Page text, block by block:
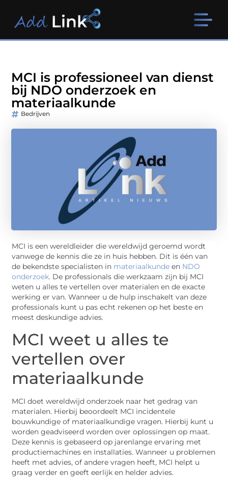
MCI is professioneel van dienst
bij NDO onderzoek en
materiaalkunde
Bedrijven
MCI is een wereldleider die wereldwijd geroemd wordt
vanwege de kennis die ze in huis hebben. Dit is één van
de bekendste specialisten in materiaalkunde en NDO
onderzoek. De professionals die werkzaam zijn bij MCI
weten u alles te vertellen over materialen en de exacte
werking er van. Wanneer u de hulp inschakelt van deze
professionals kunt u pas echt rekenen op het beste en
meest deskundige advies.
MCI weet u alles te
vertellen over
materiaalkunde
MCI doet wereldwijd onderzoek naar het gedrag van
materialen. Hierbij beoordeelt MCI incidentele
bouwkundige of materiaalkundige vragen. Hierbij kunt u
worden geadviseerd worden over oplossingen op maat.
Deze kennis is gebaseerd op jarenlange ervaring met
productiemachines en installaties. Wanneer u problemen
heeft met advies, of andere vragen heeft, MCI helpt u
graag verder en geeft eerlijk en helder advies.